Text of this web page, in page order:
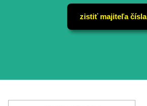
zistiť majiteľa čísla